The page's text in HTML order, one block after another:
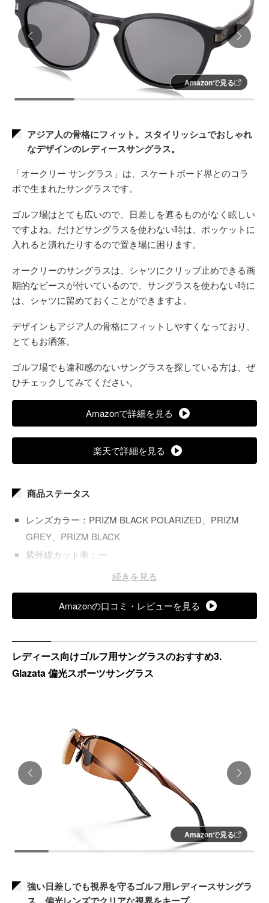
Amazonで見る
アジア人の骨格にフィット。スタイリッシュでおしゃれ
なデザインのレディースサングラス。
「オークリー サングラス」は、スケートボード界とのコラ
ボで生まれたサングラスです。
ゴルフ場はとても広いので、日差しを遮るものがなく眩しい
ですよね。だけどサングラスを使わない時は、ポッケットに
入れると潰れたりするので置き場に困ります。
オークリーのサングラスは、シャツにクリップ止めできる画
期的なピースが付いているので、サングラスを使わない時に
は、シャツに留めておくことができますよ。
デザインもアジア人の骨格にフィットしやすくなっており、
とてもお洒落。
ゴルフ場でも違和感のないサングラスを探している方は、ぜ
ひチェックしてみてください。
Amazonで詳細を見る
楽天で詳細を見る
商品ステータス
レンズカラー：PRIZM BLACK POLARIZED、PRIZM
GREY、PRIZM BLACK
紫外線カット率：ー
レンズ加工：偏光スモーク
続きを見る
Amazonの口コミ・レビューを見る
レディース向けゴルフ用サングラスのおすすめ3.
Glazata 偏光スポーツサングラス
Amazonで見る
強い日差しでも視界を守るゴルフ用レディースサングラ